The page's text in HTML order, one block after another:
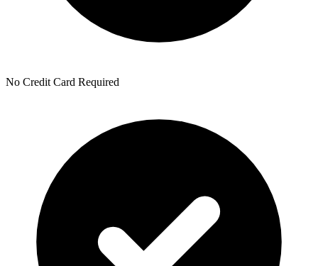
No Credit Card Required